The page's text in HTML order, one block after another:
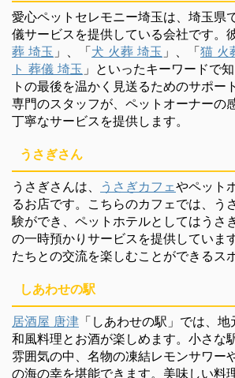
愛心ペットセレモニー埼玉は、埼玉県
儀サービスを提供している会社です。
葬 埼玉 」、「犬 火葬 埼玉 」、「猫 火
ト 葬儀 埼玉 」といったキーワードで
トの最後を温かく見送るためのサポー
専門のスタッフが、ペットオーナーの
丁寧なサービスを提供します。
うさぎさん
うさぎさんは、 うさぎカフェやペット
るお店です。こちらのカフェでは、う
験ができ、ペットホテルとしてはうさ
の一時預かりサービスを提供していま
たちとの交流を楽しむことができるス
しあわせの駅
居酒屋 唐津 「しあわせの駅」では、
和風料理とお酒が楽しめます。小さな
雰囲気の中、名物の凍結レモンサワー
の海の幸を堪能できます。美味しい料